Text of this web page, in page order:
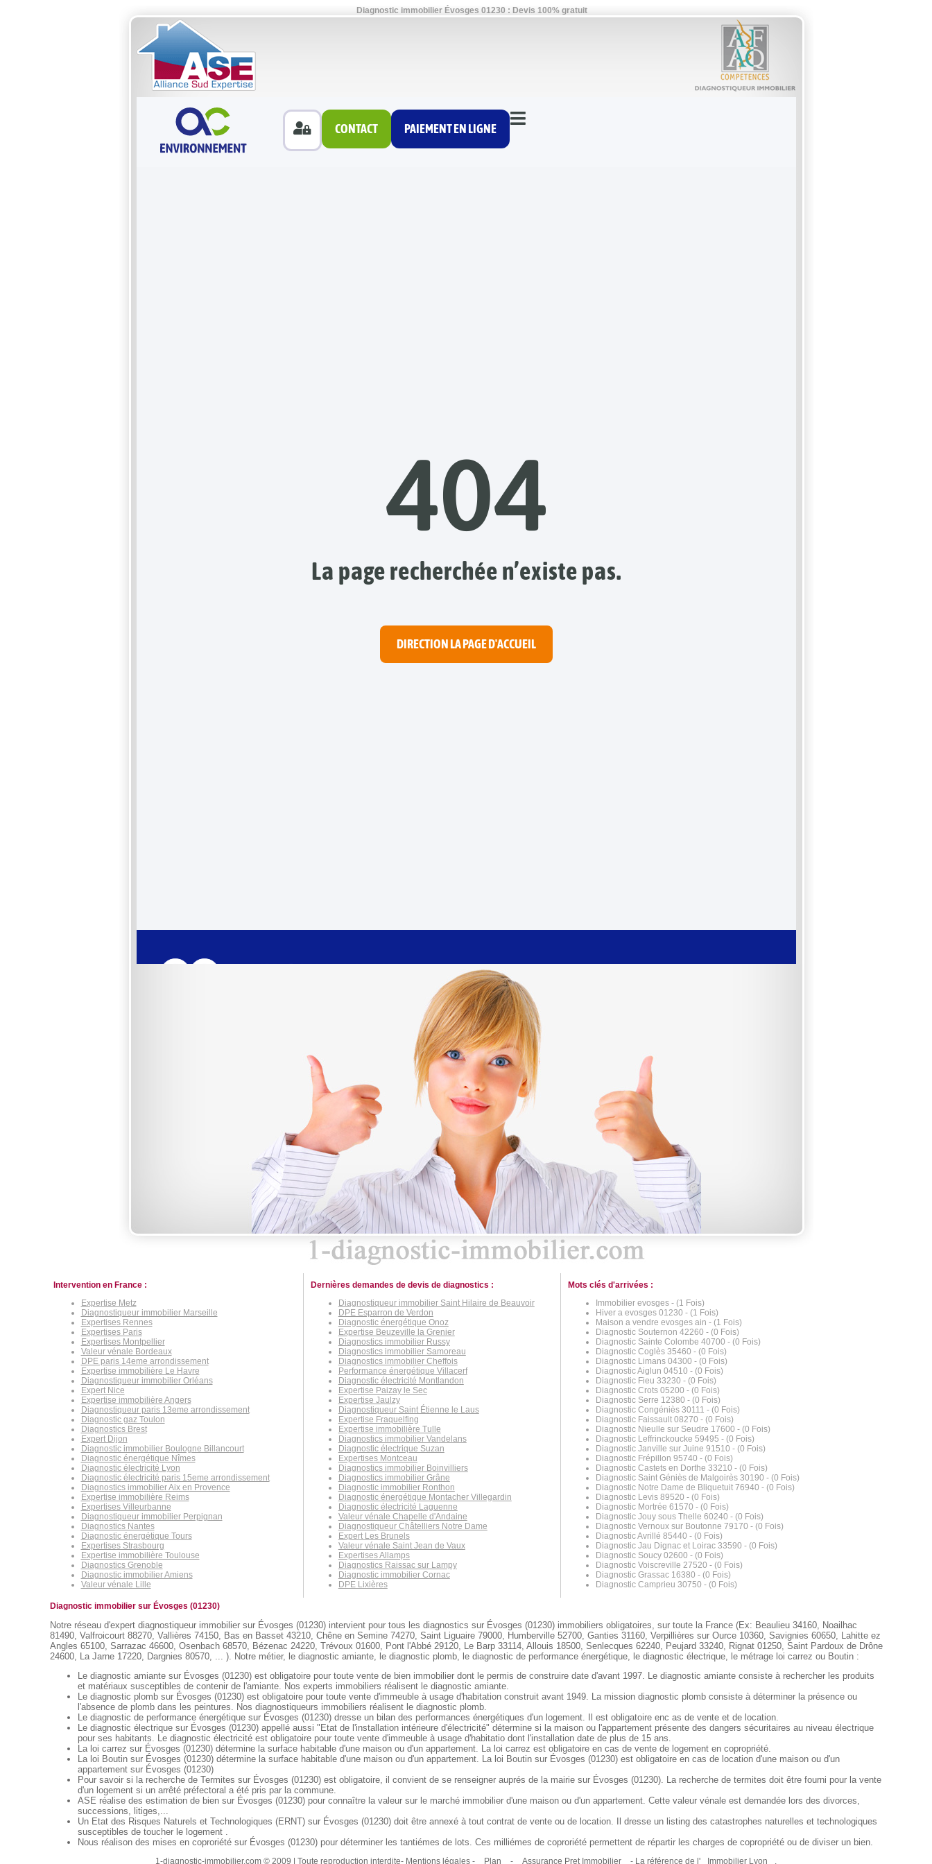
Diagnostic immobilier Évosges 01230 : Devis 100% gratuit
Intervention en France :
Expertise Metz
Diagnostiqueur immobilier Marseille
Expertises Rennes
Expertises Paris
Expertises Montpellier
Valeur vénale Bordeaux
DPE paris 14eme arrondissement
Expertise immobilière Le Havre
Diagnostiqueur immobilier Orléans
Expert Nice
Expertise immobilière Angers
Diagnostiqueur paris 13eme arrondissement
Diagnostic gaz Toulon
Diagnostics Brest
Expert Dijon
Diagnostic immobilier Boulogne Billancourt
Diagnostic énergétique Nîmes
Diagnostic électricité Lyon
Diagnostic électricité paris 15eme arrondissement
Diagnostics immobilier Aix en Provence
Expertise immobilière Reims
Expertises Villeurbanne
Diagnostiqueur immobilier Perpignan
Diagnostics Nantes
Diagnostic énergétique Tours
Expertises Strasbourg
Expertise immobilière Toulouse
Diagnostics Grenoble
Diagnostic immobilier Amiens
Valeur vénale Lille
Dernières demandes de devis de diagnostics :
Diagnostiqueur immobilier Saint Hilaire de Beauvoir
DPE Esparron de Verdon
Diagnostic énergétique Onoz
Expertise Beuzeville la Grenier
Diagnostics immobilier Russy
Diagnostics immobilier Samoreau
Diagnostics immobilier Cheffois
Performance énergétique Villacerf
Diagnostic électricité Montlandon
Expertise Paizay le Sec
Expertise Jaulzy
Diagnostiqueur Saint Étienne le Laus
Expertise Fraquelfing
Expertise immobilière Tulle
Diagnostics immobilier Vandelans
Diagnostic électrique Suzan
Expertises Montceau
Diagnostics immobilier Boinvilliers
Diagnostics immobilier Grâne
Diagnostic immobilier Ronthon
Diagnostic énergétique Montacher Villegardin
Diagnostic électricité Laguenne
Valeur vénale Chapelle d'Andaine
Diagnostiqueur Châtelliers Notre Dame
Expert Les Brunels
Valeur vénale Saint Jean de Vaux
Expertises Allamps
Diagnostics Raissac sur Lampy
Diagnostic immobilier Cornac
DPE Lixières
Mots clés d'arrivées :
Immobilier evosges - (1 Fois)
Hiver a evosges 01230 - (1 Fois)
Maison a vendre evosges ain - (1 Fois)
Diagnostic Souternon 42260 - (0 Fois)
Diagnostic Sainte Colombe 40700 - (0 Fois)
Diagnostic Coglès 35460 - (0 Fois)
Diagnostic Limans 04300 - (0 Fois)
Diagnostic Aiglun 04510 - (0 Fois)
Diagnostic Fieu 33230 - (0 Fois)
Diagnostic Crots 05200 - (0 Fois)
Diagnostic Serre 12380 - (0 Fois)
Diagnostic Congéniès 30111 - (0 Fois)
Diagnostic Faissault 08270 - (0 Fois)
Diagnostic Nieulle sur Seudre 17600 - (0 Fois)
Diagnostic Leffrinckoucke 59495 - (0 Fois)
Diagnostic Janville sur Juine 91510 - (0 Fois)
Diagnostic Frépillon 95740 - (0 Fois)
Diagnostic Castets en Dorthe 33210 - (0 Fois)
Diagnostic Saint Géniès de Malgoirès 30190 - (0 Fois)
Diagnostic Notre Dame de Bliquetuit 76940 - (0 Fois)
Diagnostic Levis 89520 - (0 Fois)
Diagnostic Mortrée 61570 - (0 Fois)
Diagnostic Jouy sous Thelle 60240 - (0 Fois)
Diagnostic Vernoux sur Boutonne 79170 - (0 Fois)
Diagnostic Avrillé 85440 - (0 Fois)
Diagnostic Jau Dignac et Loirac 33590 - (0 Fois)
Diagnostic Soucy 02600 - (0 Fois)
Diagnostic Voiscreville 27520 - (0 Fois)
Diagnostic Grassac 16380 - (0 Fois)
Diagnostic Camprieu 30750 - (0 Fois)
Diagnostic immobilier sur Évosges (01230)
Notre réseau d'expert diagnostiqueur immobilier sur Évosges (01230) intervient pour tous les diagnostics sur Évosges (01230) immobiliers obligatoires, sur toute la France (Ex: Beaulieu 34160, Noailhac
81490, Valfroicourt 88270, Vallières 74150, Bas en Basset 43210, Chêne en Semine 74270, Saint Liguaire 79000, Humberville 52700, Ganties 31160, Verpillières sur Ource 10360, Savignies 60650, Lahitte ez
Angles 65100, Sarrazac 46600, Osenbach 68570, Bézenac 24220, Trévoux 01600, Pont l'Abbé 29120, Le Barp 33114, Allouis 18500, Senlecques 62240, Peujard 33240, Rignat 01250, Saint Pardoux de Drône
24600, La Jarne 17220, Dargnies 80570, ... ). Notre métier, le diagnostic amiante, le diagnostic plomb, le diagnostic de performance énergétique, le diagnostic électrique, le métrage loi carrez ou Boutin :
Le diagnostic amiante sur Évosges (01230) est obligatoire pour toute vente de bien immobilier dont le permis de construire date d'avant 1997. Le diagnostic amiante consiste à rechercher les produits
et matériaux susceptibles de contenir de l'amiante. Nos experts immobiliers réalisent le diagnostic amiante.
Le diagnostic plomb sur Évosges (01230) est obligatoire pour toute vente d'immeuble à usage d'habitation construit avant 1949. La mission diagnostic plomb consiste à déterminer la présence ou
l'absence de plomb dans les peintures. Nos diagnostiqueurs immobiliers réalisent le diagnostic plomb.
Le diagnostic de performance énergétique sur Évosges (01230) dresse un bilan des performances énergétiques d'un logement. Il est obligatoire enc as de vente et de location.
Le diagnostic électrique sur Évosges (01230) appellé aussi "Etat de l'installation intérieure d'électricité" détermine si la maison ou l'appartement présente des dangers sécuritaires au niveau électrique
pour ses habitants. Le diagnostic électricité est obligatoire pour toute vente d'immeuble à usage d'habitatio dont l'installation date de plus de 15 ans.
La loi carrez sur Évosges (01230) détermine la surface habitable d'une maison ou d'un appartement. La loi carrez est obligatoire en cas de vente de logement en copropriété.
La loi Boutin sur Évosges (01230) détermine la surface habitable d'une maison ou d'un appartement. La loi Boutin sur Évosges (01230) est obligatoire en cas de location d'une maison ou d'un
appartement sur Évosges (01230)
Pour savoir si la recherche de Termites sur Évosges (01230) est obligatoire, il convient de se renseigner auprés de la mairie sur Évosges (01230). La recherche de termites doit être fourni pour la vente
d'un logement si un arrêté préfectoral a été pris par la commune.
ASE réalise des estimation de bien sur Évosges (01230) pour connaître la valeur sur le marché immobilier d'une maison ou d'un appartement. Cette valeur vénale est demandée lors des divorces,
successions, litiges,...
Un Etat des Risques Naturels et Technologiques (ERNT) sur Évosges (01230) doit être annexé à tout contrat de vente ou de location. Il dresse un listing des catastrophes naturelles et technologiques
susceptibles de toucher le logement .
Nous réalison des mises en coproriété sur Évosges (01230) pour déterminer les tantiémes de lots. Ces milliémes de coproriété permettent de répartir les charges de copropriété ou de diviser un bien.
1-diagnostic-immobilier.com © 2009 | Toute reproduction interdite- Mentions légales - Plan - Assurance Pret Immobilier - La référence de l' Immobilier Lyon .